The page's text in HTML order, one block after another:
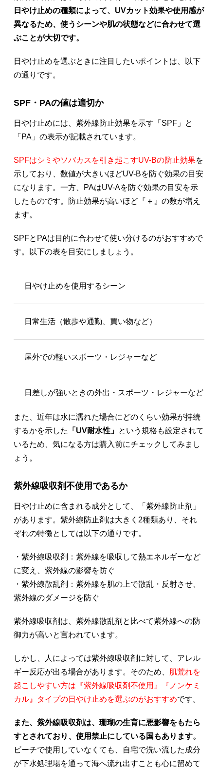
日やけ止めの種類によって、UVカット効果や使用感が
異なるため、使うシーンや肌の状態などに合わせて選
ぶことが大切です。
日やけ止めを選ぶときに注目したいポイントは、以下
の通りです。
SPF・PAの値は適切か
日やけ止めには、紫外線防止効果を示す「SPF」と
「PA」の表示が記載されています。
SPFはシミやソバカスを引き起こすUV-Bの防止効果を
示しており、数値が大きいほどUV-Bを防ぐ効果の目安
になります。一方、PAはUV-Aを防ぐ効果の目安を示
したものです。防止効果が高いほど『＋』の数が増え
ます。
SPFとPAは目的に合わせて使い分けるのがおすすめで
す。以下の表を目安にしましょう。
日やけ止めを使用するシーン
日常生活（散歩や通勤、買い物など）
屋外での軽いスポーツ・レジャーなど
日差しが強いときの外出・スポーツ・レジャーなど
また、近年は水に濡れた場合にどのくらい効果が持続
するかを示した
「UV耐水性」 という規格も設定されて
いるため、気になる方は購入前にチェックしてみまし
ょう。
紫外線吸収剤不使用であるか
日やけ止めに含まれる成分として、「紫外線防止剤」
があります。紫外線防止剤は大きく2種類あり、それ
ぞれの特徴としては以下の通りです。
・紫外線吸収剤：紫外線を吸収して熱エネルギーなど
に変え、紫外線の影響を防ぐ
・紫外線散乱剤：紫外線を肌の上で散乱・反射させ、
紫外線のダメージを防ぐ
紫外線吸収剤は、紫外線散乱剤と比べて紫外線への防
御力が高いと言われています。
しかし、人によっては紫外線吸収剤に対して、アレル
ギー反応が出る場合があります。そのため、 肌荒れを
起こしやすい方は『紫外線吸収剤不使用』『ノンケミ
カル』タイプの日やけ止めを選ぶのがおすすめです。
また、紫外線吸収剤は、珊瑚の生育に悪影響をもたら
すとされており、使用禁止にしている国もあります。
ビーチで使用していなくても、自宅で洗い流した成分
が下水処理場を通って海へ流れ出すことも心に留めて